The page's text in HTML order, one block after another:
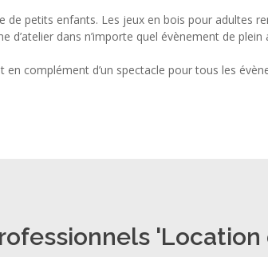
petits enfants. Les jeux en bois pour adultes
dans n’importe quel évènement de plein
complément d’un spectacle pour tous les
'Location